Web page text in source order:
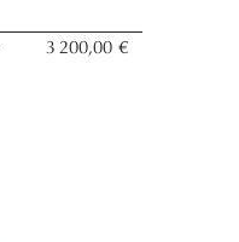
3 200,00 €